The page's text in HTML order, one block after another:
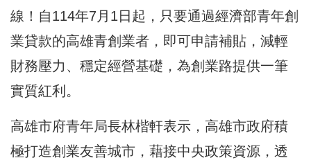
線！自114年7月1日起，只要通過經濟部青年創
業貸款的高雄青創業者，即可申請補貼，減輕
財務壓力、穩定經營基礎，為創業路提供一筆
實質紅利。
高雄市府青年局長林楷軒表示，高雄市政府積
極打造創業友善城市，藉接中央政策資源，透